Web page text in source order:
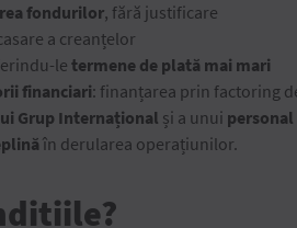
fondurilor, fără justificare
a creanțelor
le termene de plată mai mari
financiari: finanțarea prin factoring
Grup Internațional și a unui
în derularea operațiunilor.